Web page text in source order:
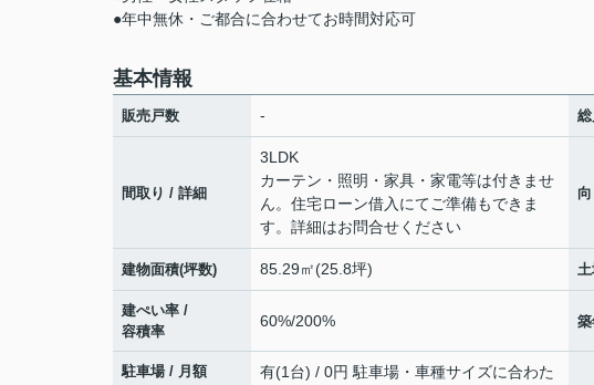
●年中無休・ご都合に合わせてお時間対応可
基本情報
販売戸数 -
間取り / 詳細
3LDK
カーテン・照明・家具・家電等は付きませ
ん。住宅ローン借入にてご準備もできま
す。詳細はお問合せください
向
建物面積(坪数) 85.29㎡(25.8坪)
建ぺい率 /
容積率
60%/200% 築
駐車場 / 月額
有(1台) / 0円 駐車場・車種サイズに合わた